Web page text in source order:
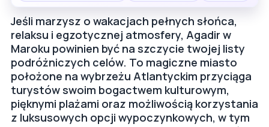
Jeśli marzysz o wakacjach pełnych słońca,
relaksu i egzotycznej atmosfery, Agadir w
Maroku powinien być na szczycie twojej listy
podróżniczych celów. To magiczne miasto
położone na wybrzeżu Atlantyckim przyciąga
turystów swoim bogactwem kulturowym,
pięknymi plażami oraz możliwością korzystania
z luksusowych opcji wypoczynkowych, w tym